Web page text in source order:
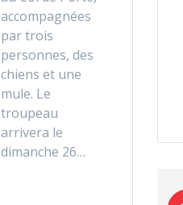
accompagnées
par trois
personnes, des
chiens et une
mule. Le
troupeau
arrivera le
dimanche 26…